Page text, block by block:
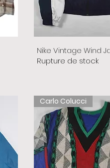
Nike Vintage Wind
Rupture de stock
Carlo Colucci